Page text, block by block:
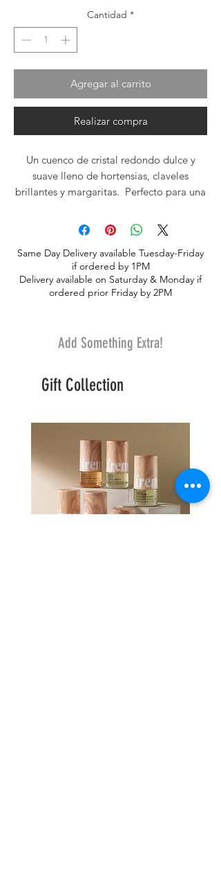
Cantidad *
Agregar al carrito
Realizar compra
Un cuenco de cristal redondo dulce y
suave lleno de hortensias, claveles
brillantes y margaritas. Perfecto para una
Same Day Delivery available Tuesday-Friday
if ordered by 1PM
Delivery available on Saturday & Monday if
ordered prior Friday by 2PM
Add Something Extra!
Gift Collection